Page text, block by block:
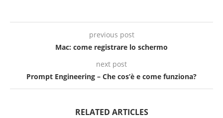
previous post
Mac: come registrare lo schermo
next post
Prompt Engineering – Che cos’è e come funziona?
RELATED ARTICLES